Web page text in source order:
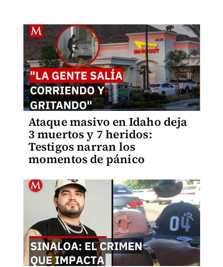
Ataque masivo en Idaho deja
3 muertos y 7 heridos:
Testigos narran los
momentos de pánico